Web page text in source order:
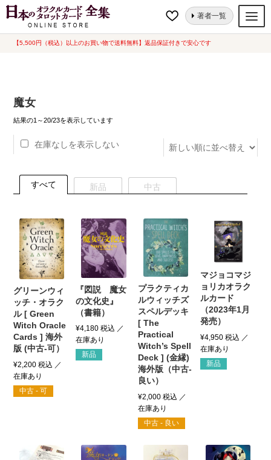
【5,500円（税込）以上のお買い物で送料無料】返品保証付きで安心です
ナ
コ
著者一覧
オラクルカード
ルノルマンカード
トランプ
セット
希少品
書籍
カード関連グッズ
ホーム “魔女”にタグ付けされた商品
魔女
結果の1～20/23を表示しています新
順
在庫なしを表示しない
すべて 新品 中古
グリーンウィ
ッチ・オラク
ル [ Green
Witch Oracle
Cards ] 海外
版 (中古-可）
¥2,200 税込
中古 - 可
『図説 魔女
の文化史』
（書籍）
¥4,180 税込
新品
プラクティカ
ルウィッチズ
スペルデッキ
[ The
Practical
Witch’s Spell
Deck ] (金縁)
海外版（中古-
良い）
¥2,000 税込
中古 - 良い
マジョコマジ
ョリカオラク
ルカード
（2023年1月
発売）
¥4,950税込
新品